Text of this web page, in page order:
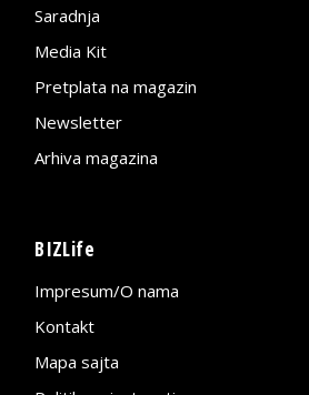
Saradnja
Media Kit
Pretplata na magazin
Newsletter
Arhiva magazina
BIZLife
Impresum/O nama
Kontakt
Mapa sajta